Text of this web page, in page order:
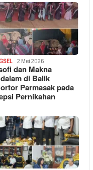
2 Mei 2026
dan Makna
di Balik
Parmasak pada
Pernikahan